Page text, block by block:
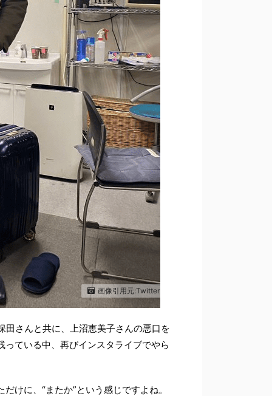
画像引用元:Twitter
さんと共に、上沼恵美子さんの悪口を
ている中、再びインスタライブでやら
けに、“またか”という感じですよね。